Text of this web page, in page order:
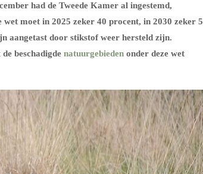
had de Tweede Kamer al ingestemd,
wet moet in 2025 zeker 40 procent, in 2030 zeker
aangetast door stikstof weer hersteld zijn.
beschadigde natuurgebieden onder deze wet